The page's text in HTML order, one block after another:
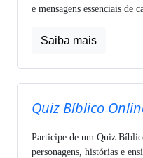
e mensagens essenciais de
Saiba mais
Quiz Bíblico
Participe de um Quiz
personagens, histórias e